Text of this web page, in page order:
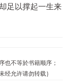
足以撑起一生来
也不等於书籍顺序；
经允许请勿转载｝